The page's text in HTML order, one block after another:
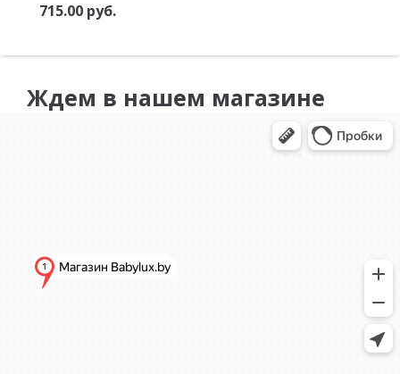
715.00 руб.
Ждем в нашем магазине